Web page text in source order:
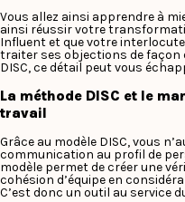
Vous allez ainsi apprendre à
ainsi réussir votre
Influent et que votre
traiter ses objections de façon
DISC, ce détail peut vous
La méthode DISC et le
travail
Grâce au modèle DISC, vous
communication au profil de
modèle permet de créer une
cohésion d’équipe en
C’est donc un outil au service